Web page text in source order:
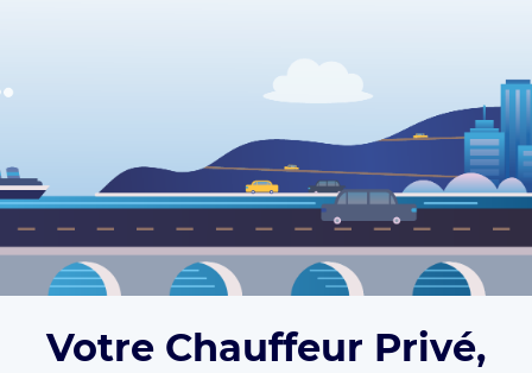
Votre Chauffeur Privé,